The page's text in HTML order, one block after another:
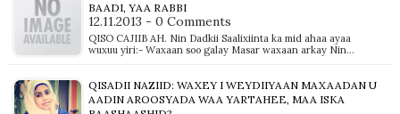
BAADI, YAA RABBI
12.11.2013 - 0 Comments
QISO CAJIIB AH. Nin Dadkii Saalixiinta ka mid ahaa ayaa
wuxuu yiri:- Waxaan soo galay Masar waxaan arkay Nin…
QISADII NAZIID: WAXEY I WEYDIIYAAN MAXAADAN U
AADIN AROOSYADA WAA YARTAHEE, MAA ISKA